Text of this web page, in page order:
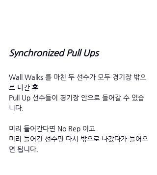
Synchronized Pull Ups
Wall Walks 를 마친 두 선수가 모두 경기장 밖으
로 나간 후
Pull Up 선수들이 경기장 안으로 들어갈 수 있습
니다.
미리 들어간다면 No Rep 이고
미리 들어간 선수만 다시 밖으로 나갔다가 들어오
면 됩니다.